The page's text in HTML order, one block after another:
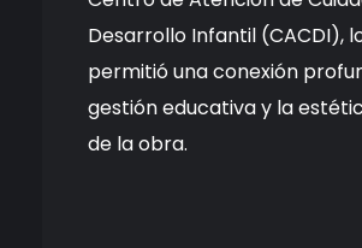
Desarrollo Infantil (CACDI),
permitió una conexión
gestión educativa y la
de la obra.